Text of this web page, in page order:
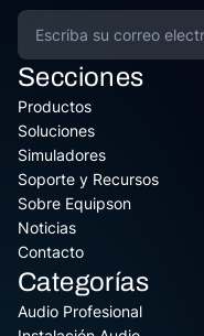
Secciones
Productos
Soluciones
Simuladores
Soporte y Recursos
Sobre Equipson
Noticias
Contacto
Categorías
Audio Profesional